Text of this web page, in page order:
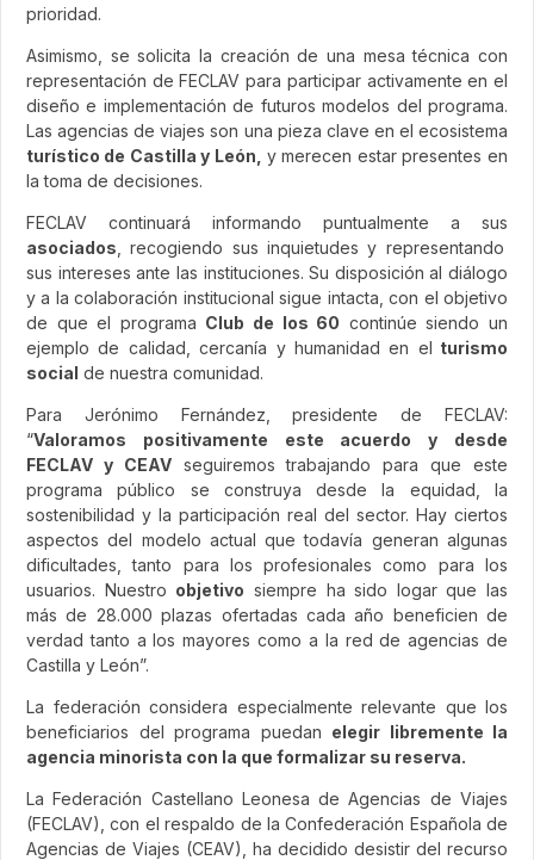
prioridad.
Asimismo, se solicita la creación de una mesa técnica con
representación de FECLAV para participar activamente en el
diseño e implementación de futuros modelos del programa.
Las agencias de viajes son una pieza clave en el ecosistema
turístico de Castilla y León, y merecen estar presentes en
la toma de decisiones.
FECLAV continuará informando puntualmente a sus
asociados , recogiendo sus inquietudes y representando
sus intereses ante las instituciones. Su disposición al diálogo
y a la colaboración institucional sigue intacta, con el objetivo
de que el programa Club de los 60 continúe siendo un
ejemplo de calidad, cercanía y humanidad en el turismo
social de nuestra comunidad.
Para Jerónimo Fernández, presidente de FECLAV:
“Valoramos positivamente este acuerdo y desde
FECLAV y CEAVseguiremos trabajando para que este
programa público se construya desde la equidad, la
sostenibilidad y la participación real del sector. Hay ciertos
aspectos del modelo actual que todavía generan algunas
dificultades, tanto para los profesionales como para los
usuarios. Nuestro objetivo siempre ha sido logar que las
más de 28.000 plazas ofertadas cada año beneficien de
verdad tanto a los mayores como a la red de agencias de
Castilla y León”.
La federación considera especialmente relevante que los
beneficiarios del programa puedan elegir libremente la
agencia minorista con la que formalizar su reserva.
La Federación Castellano Leonesa de Agencias de Viajes
(FECLAV), con el respaldo de la Confederación Española de
Agencias de Viajes (CEAV), ha decidido desistir del recurso